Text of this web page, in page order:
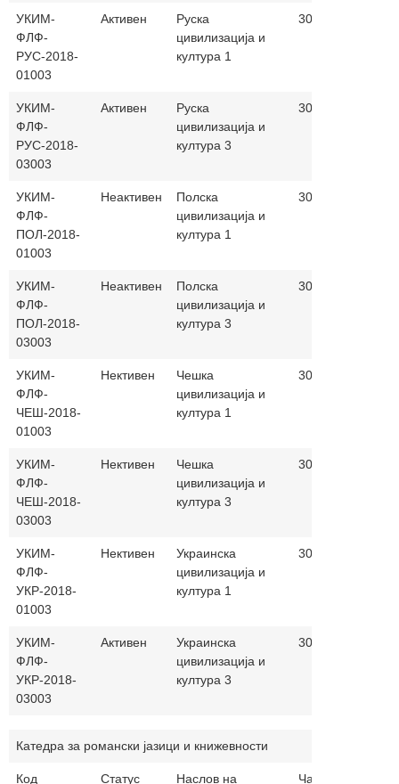
УКИМ-
ФЛФ-
РУС-2018-
01003
Активен
Руска
цивилизација и
култура 1
30+0
УКИМ-
ФЛФ-
РУС-2018-
03003
Активен
Руска
цивилизација и
култура 3
30+0
УКИМ-
ФЛФ-
ПОЛ-2018-
01003
Неактивен
Полска
цивилизација и
култура 1
30+0
УКИМ-
ФЛФ-
ПОЛ-2018-
03003
Неактивен
Полска
цивилизација и
култура 3
30+0
УКИМ-
ФЛФ-
ЧЕШ-2018-
01003
Нективен
Чешка
цивилизација и
култура 1
30+0
УКИМ-
ФЛФ-
ЧЕШ-2018-
03003
Нективен
Чешка
цивилизација и
култура 3
30+0
УКИМ-
ФЛФ-
УКР-2018-
01003
Нективен
Украинска
цивилизација и
култура 1
30+0
УКИМ-
ФЛФ-
УКР-2018-
03003
Активен
Украинска
цивилизација и
култура 3
30+0
Катедра за романски јазици и книжевности
Код Статус Наслов на Часови